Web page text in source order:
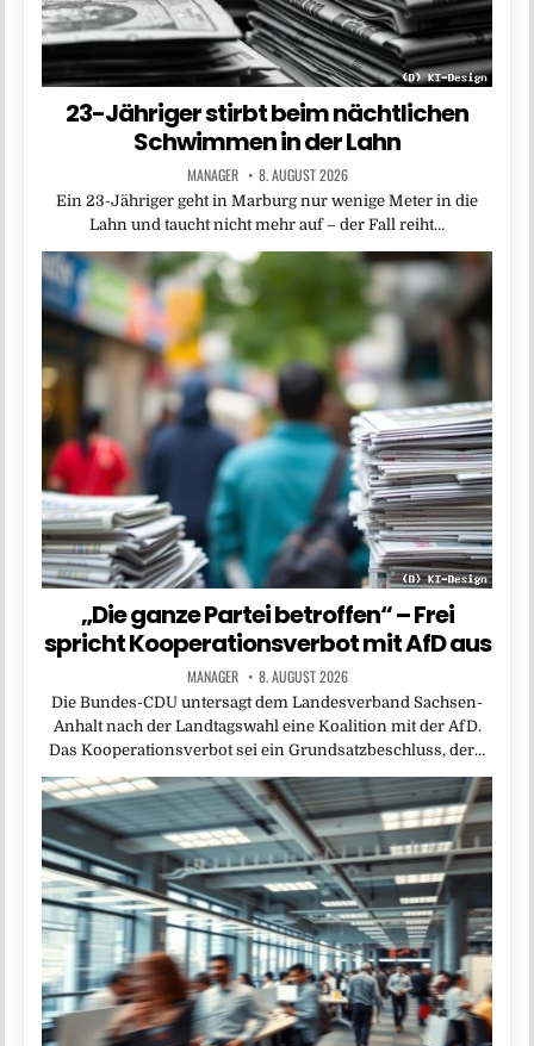
23-Jähriger stirbt beim nächtlichen
Schwimmen in der Lahn
MANAGER 8. AUGUST 2026
Ein 23-Jähriger geht in Marburg nur wenige Meter in die
Lahn und taucht nicht mehr auf – der Fall reiht…
„Die ganze Partei betroffen“ – Frei
spricht Kooperationsverbot mit AfD aus
MANAGER 8. AUGUST 2026
Die Bundes-CDU untersagt dem Landesverband Sachsen-
Anhalt nach der Landtagswahl eine Koalition mit der AfD.
Das Kooperationsverbot sei ein Grundsatzbeschluss, der…